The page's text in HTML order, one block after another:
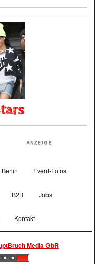
Berlin Event-Fotos
B2B Jobs
Kontakt
Media GbR